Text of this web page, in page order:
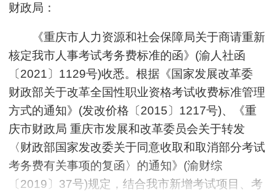
财政局：
《重庆市人力资源和社会保障局关于商请重新
核定我市人事考试考务费标准的函》(渝人社函
〔2021〕1129号)收悉。根据《国家发展改革委
财政部关于改革全国性职业资格考试收费标准管理
方式的通知》(发改价格〔2015〕1217号)、《重
庆市财政局 重庆市发展和改革委员会关于转发
〈财政部国家发改委关于同意收取和取消部分考试
考务费有关事项的复函〉的通知》(渝财综
〔2019〕37号)规定，结合我市新增考试项目、考